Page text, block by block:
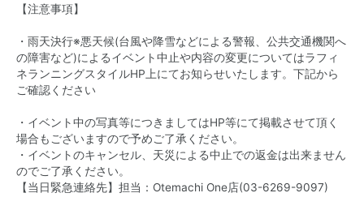
【注意事項】
・雨天決行※悪天候(台風や降雪などによる警報、公共交通機関へ
の障害など)によるイベント中止や内容の変更についてはラフィ
ネランニングスタイルHP上にてお知らせいたします。下記から
ご確認ください
・イベント中の写真等につきましてはHP等にて掲載させて頂く
場合もございますので予めご了承ください。
・イベントのキャンセル、天災による中止での返金は出来ません
のでご了承ください。
【当日緊急連絡先】担当：Otemachi One店(03-6269-9097)